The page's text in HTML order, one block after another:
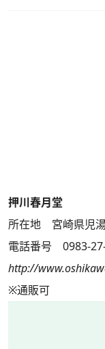
押川春月堂
所在地 宮崎県児
電話番号 0983-
http://
※通販可